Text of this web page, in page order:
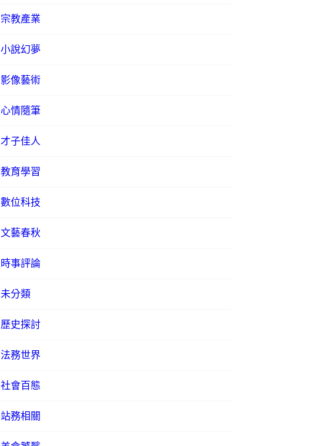
宗教產業
小說幻夢
影像藝術
心情隨筆
才子佳人
教育學習
數位科技
文藝春秋
時事評論
未分類
歷史探討
法務世界
社會百態
站務相關